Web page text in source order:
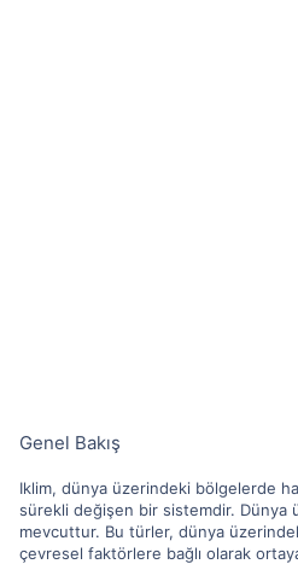
Genel Bakış
Iklim, dünya üzerindeki bölgelerde
sürekli değişen bir sistemdir. Dünya
mevcuttur. Bu türler, dünya
çevresel faktörlere bağlı olarak